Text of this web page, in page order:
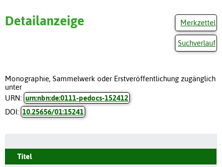
Merkzettel
Suchverlauf
Detailanzeige
Monographie, Sammelwerk oder Erstveröffentlichung zugänglich
unter
URN: urn:nbn:de:0111-pedocs-152412
DOI: 10.25656/01:15241
Titel